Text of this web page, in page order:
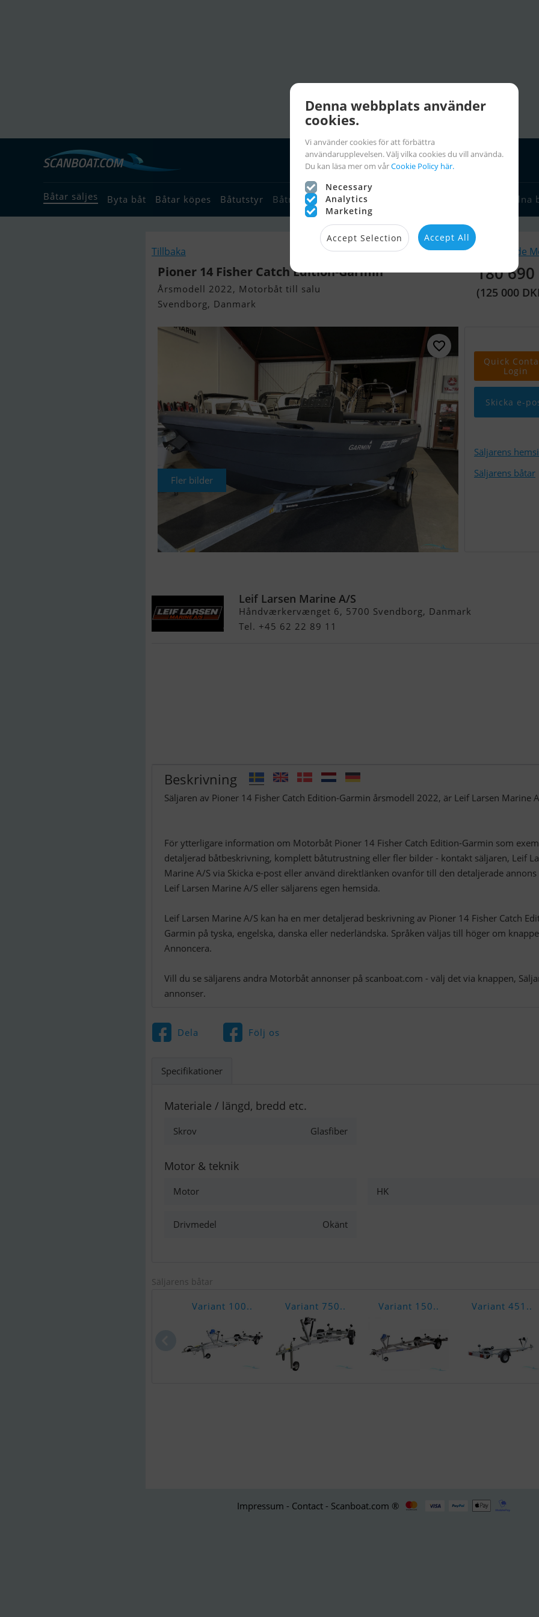
Båtar säljes Byta båt Båtar köpes Båtutstyr Båtmäklare Seglarlänkar Stulna
Tillbaka Liknande
Pioner 14 Fisher Catch Edition-Garmin
Årsmodell 2022, Motorbåt till salu
Svendborg, Danmark
180 690
(125 000
Fler bilder
Quick
Login
Skicka e-
Säljarens
Säljarens båtar
Leif Larsen Marine A/S
Håndværkervænget 6, 5700 Svendborg, Danmark
Tel. +45 62 22 89 11
Beskrivning
Säljaren av Pioner 14 Fisher Catch Edition-Garmin årsmodell 2022, är Leif Larsen Marine
För ytterligare information om Motorbåt Pioner 14 Fisher Catch Edition-Garmin som
detaljerad båtbeskrivning, komplett båtutrustning eller fler bilder - kontakt säljaren, Leif
Marine A/S via Skicka e-post eller använd direktlänken ovanför till den detaljerade annons
Leif Larsen Marine A/S eller säljarens egen hemsida.
Leif Larsen Marine A/S kan ha en mer detaljerad beskrivning av Pioner 14 Fisher Catch
Garmin på tyska, engelska, danska eller nederländska. Språken väljas till höger om
Annoncera.
Vill du se säljarens andra Motorbåt annonser på scanboat.com - välj det via knappen,
annonser.
Dela Följ os
Specifikationer
Materiale / längd, bredd etc.
Skrov Glasfiber
Motor & teknik
Motor HK
Drivmedel Okänt
Säljarens båtar
Variant 100.. Variant 750.. Variant 150.. Variant 451..
Impressum - Contact - Scanboat.com ®
Denna webbplats använder
cookies.
Vi använder cookies för att förbättra
användarupplevelsen. Välj vilka cookies du vill använda.
Du kan läsa mer om vårCookie Policy här.
Necessary
Analytics
Marketing
Accept Selection Accept All